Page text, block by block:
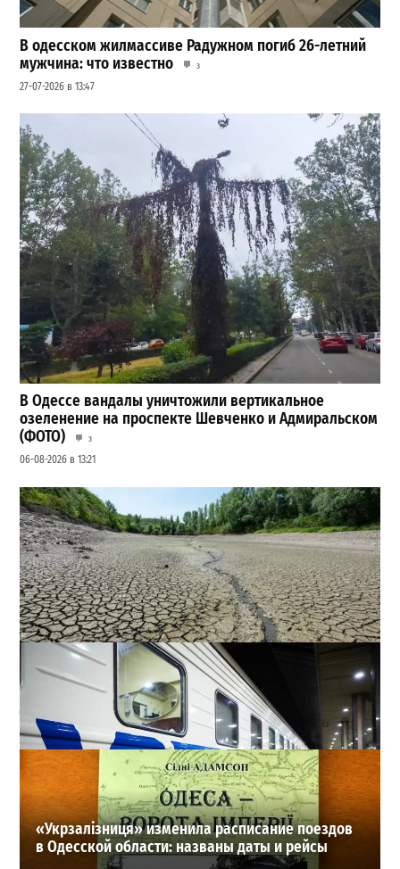
В одесском жилмассиве Радужном погиб 26-летний
мужчина: что известно
3
27-07-2026 в 13:47
В Одессе вандалы уничтожили вертикальное
озеленение на проспекте Шевченко и Адмиральском
(ФОТО)
3
06-08-2026 в 13:21
Днестр рекордно обмелел: одесситов просят срочно
экономить воду
2
29-07-2026 в 19:28
ВИБОР РЕДАКЦИИ
«Укрзалізниця» изменила расписание поездов
в Одесской области: названы даты и рейсы